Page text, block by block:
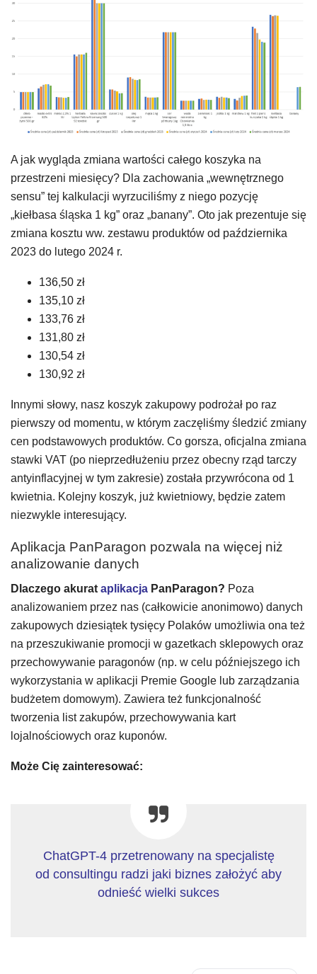
A jak wygląda zmiana wartości całego koszyka na
przestrzeni miesięcy? Dla zachowania „wewnętrznego
sensu” tej kalkulacji wyrzuciliśmy z niego pozycję
„kiełbasa śląska 1 kg” oraz „banany”. Oto jak prezentuje się
zmiana kosztu ww. zestawu produktów od października
2023 do lutego 2024 r.
136,50 zł
135,10 zł
133,76 zł
131,80 zł
130,54 zł
130,92 zł
Innymi słowy, nasz koszyk zakupowy podrożał po raz
pierwszy od momentu, w którym zaczęliśmy śledzić zmiany
cen podstawowych produktów. Co gorsza, oficjalna zmiana
stawki VAT (po nieprzedłużeniu przez obecny rząd tarczy
antyinflacyjnej w tym zakresie) została przywrócona od 1
kwietnia. Kolejny koszyk, już kwietniowy, będzie zatem
niezwykle interesujący.
Aplikacja PanParagon pozwala na więcej niż
analizowanie danych
Dlaczego akurat aplikacja PanParagon? Poza
analizowaniem przez nas (całkowicie anonimowo) danych
zakupowych dziesiątek tysięcy Polaków umożliwia ona też
na przeszukiwanie promocji w gazetkach sklepowych oraz
przechowywanie paragonów (np. w celu późniejszego ich
wykorzystania w aplikacji Premie Google lub zarządzania
budżetem domowym). Zawiera też funkcjonalność
tworzenia list zakupów, przechowywania kart
lojalnościowych oraz kuponów.
Może Cię zainteresować:
ChatGPT-4 przetrenowany na specjalistę
od consultingu radzi jaki biznes założyć aby
odnieść wielki sukces